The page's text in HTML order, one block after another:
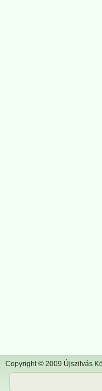
Copyright © 2009 Újszilvás